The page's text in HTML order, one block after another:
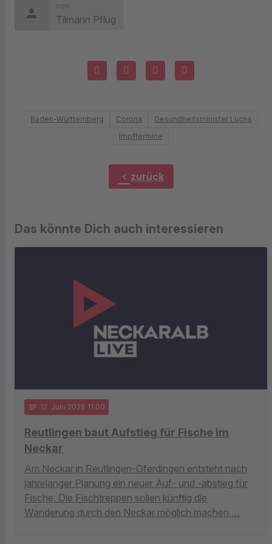
person
von
Tilmann Pflug
Baden-Württemberg Corona
Gesundheitsminister Lucha
Impftermine
chevron_left zurück
Das könnte Dich auch interessieren
notes 12. Juni 2026 11:00
Reutlingen baut Aufstieg für Fische im
Neckar
Am Neckar in Reutlingen-Oferdingen entsteht nach
jahrelanger Planung ein neuer Auf- und -abstieg für
Fische. Die Fischtreppen sollen künftig die
Wanderung durch den Neckar möglich machen …